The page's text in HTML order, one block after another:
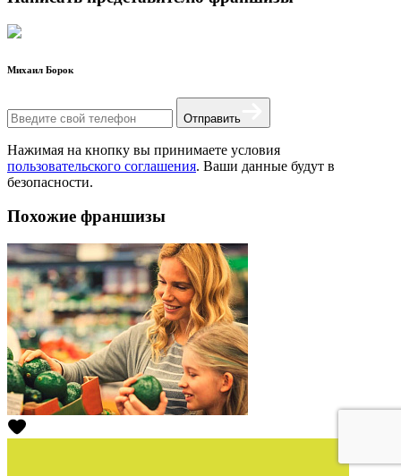
Михаил Борок
Отправить
Нажимая на кнопку вы принимаете условия
пользовательского соглашения. Ваши данные будут в
безопасности.
Похожие франшизы